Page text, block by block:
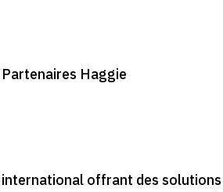
Haggie
offrant des